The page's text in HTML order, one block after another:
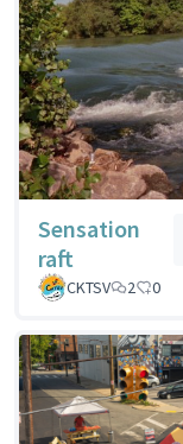
Sensation
raft
CKTSV
2 0